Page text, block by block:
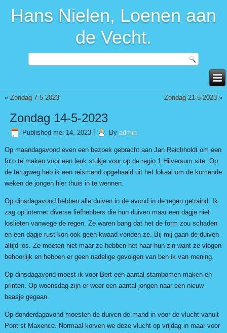
Hans Nielen, Loenen aan
de Vecht.
«Zondag 7-5-2023 Zondag 21-5-2023»
Zondag 14-5-2023
Published mei 14, 2023 By admin
Op maandagavond even een bezoek gebracht aan Jan Reichholdt om een
foto te maken voor een leuk stukje voor op de regio 1 Hilversum site. Op
de terugweg heb ik een reismand opgehaald uit het lokaal om de komende
weken de jongen hier thuis in te wennen.
Op dinsdagavond hebben alle duiven in de avond in de regen getraind. Ik
zag op internet diverse liefhebbers die hun duiven maar een dagje niet
loslieten vanwege de regen. Ze waren bang dat het de form zou schaden
en een dagje rust kon ook geen kwaad vonden ze. Bij mij gaan de duiven
altijd los. Ze moeten niet maar ze hebben het naar hun zin want ze vlogen
behoorlijk en hebben er geen nadelige gevolgen van ben ik van mening.
Op dinsdagavond moest ik voor Bert een aantal stambomen maken en
printen. Op woensdag zijn er weer een aantal jongen naar een nieuw
baasje gegaan.
Op donderdagavond moesten de duiven de mand in voor de vlucht vanuit
Pont st Maxence. Normaal korven we deze vlucht op vrijdag in maar voor